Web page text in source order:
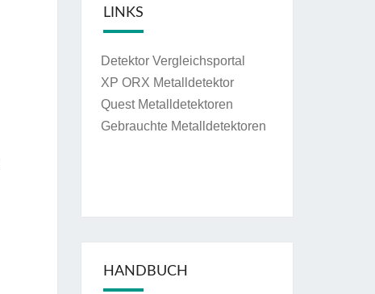
LINKS
Detektor Vergleichsportal
XP ORX Metalldetektor
Quest Metalldetektoren
Gebrauchte Metalldetektoren
HANDBUCH